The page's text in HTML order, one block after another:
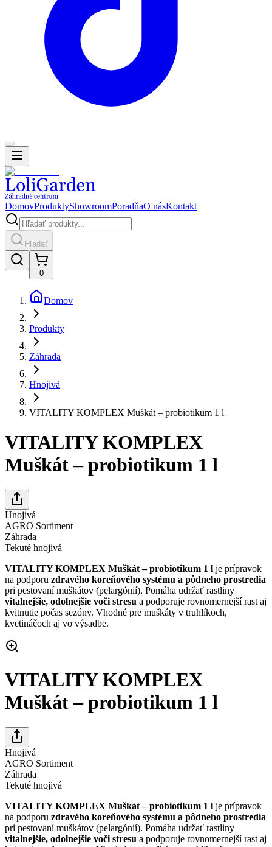
DomovProduktyShowroomPoradňaO násKontakt
Hľadať
0
Domov
Produkty
Záhrada
Hnojivá
VITALITY KOMPLEX Muškát – probiotikum 1 l
VITALITY KOMPLEX
Muškát – probiotikum 1 l
Hnojivá
AGRO Sortiment
Záhrada
Tekuté hnojivá
VITALITY KOMPLEX Muškát – probiotikum 1 l je prípravok
na podporu zdravého koreňového systému a pôdneho prostredia
pri pestovaní muškátov (pelargónií). Pomáha udržať rastliny
vitalnejšie, odolnejšie voči stresu a podporuje rovnomernejší rast aj
kvitnutie počas sezóny. Vhodné pre muškáty v truhlíkoch,
kvetináčoch aj vo výsadbe.
VITALITY KOMPLEX
Muškát – probiotikum 1 l
Hnojivá
AGRO Sortiment
Záhrada
Tekuté hnojivá
VITALITY KOMPLEX Muškát – probiotikum 1 l je prípravok
na podporu zdravého koreňového systému a pôdneho prostredia
pri pestovaní muškátov (pelargónií). Pomáha udržať rastliny
vitalnejšie, odolnejšie voči stresu a podporuje rovnomernejší rast aj